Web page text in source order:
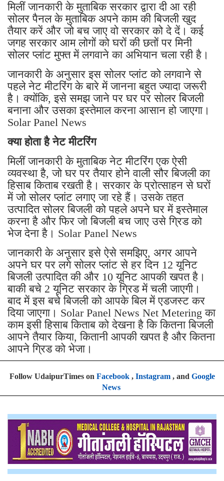
मिलीं जानकारी के मुताबिक सरकार द्वारा दी आ रही
सोलर पैनल के मुताबिक अपने काम की बिजली खुद
तैयार करें और जो बच जाए वो सरकार को दे दें। कई
जगह सरकार आम लोगों को घरों की छतों पर मिनी
सोलर प्लांट मुफ्त में लगवाने का अभियान चला रही है।
जानकारी के अनुसार इस सोलर प्लांट को लगवाने से
पहले नेट मीटरिंग के बारे में जानना बहुत ज्यादा जरूरी
है। क्योंकि, इसे समझ जाने पर घर पर सोलर बिजली
बनाना और उसका इस्तेमाल करना आसान हो जाएगा।
Solar Panel News
क्या होता है नेट मीटरिंग
मिलीं जानकारी के मुताबिक नेट मीटरिंग एक ऐसी
व्यवस्था है, जो घर पर तैयार होने वाली सौर बिजली का
हिसाब किताब रखती है। सरकार के प्रोत्साहन से घरों
में जो सोलर प्लांट लगाए जा रहे हैं। उसके तहत
उत्पादित सोलर बिजली को पहले अपने घर में इस्तेमाल
करना है और फिर जो बिजली बच जाए उसे ग्रिड को
भेज देना है। Solar Panel News
जानकारी के अनुसार इसे ऐसे समझिए, अगर आपने
अपने घर पर लगे सोलर प्लांट से हर दिन 12 यूनिट
बिजली उत्पादित की और 10 यूनिट आपकी खपत है।
बाकी बचे 2 यूनिट सरकार के ग्रिड में चली जाएगी।
बाद में इस बचे बिजली को आपके बिल में एडजस्ट कर
दिया जाएगा। Solar Panel News Net Metering का
काम इसी हिसाब किताब को देखना है कि कितना बिजली
आपने तैयार किया, कितानी आपकी खपत है और कितना
आपने ग्रिड को भेजा।
Follow UdaipurTimes on Facebook, Instagram, and Google
News